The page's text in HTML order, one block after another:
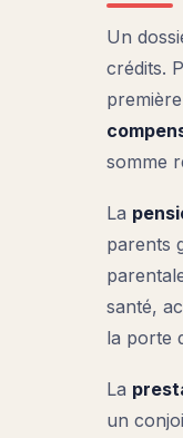
Un
crédits.
somme
La
parents
santé,
la porte
La
un